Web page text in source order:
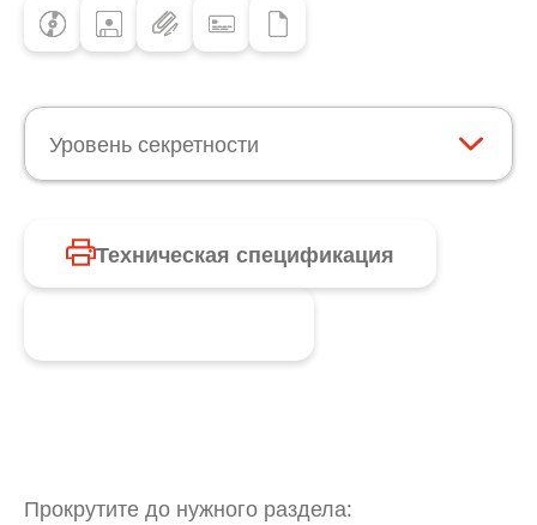
Уровень секретности
Техническая спецификация
Прокрутите до нужного раздела: